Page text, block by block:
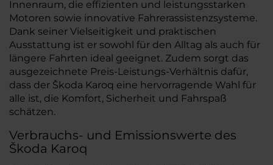
Innenraum, die effizienten und leistungsstarken
Motoren sowie innovative Fahrerassistenzsysteme.
Dank seiner Vielseitigkeit und praktischen
Ausstattung ist er sowohl für den Alltag als auch für
längere Fahrten ideal geeignet. Zudem sorgt das
ausgezeichnete Preis-Leistungs-Verhältnis dafür,
dass der Škoda Karoq eine hervorragende Wahl für
alle ist, die Komfort, Sicherheit und Fahrspaß
schätzen.
Verbrauchs- und Emissionswerte des
Škoda Karoq